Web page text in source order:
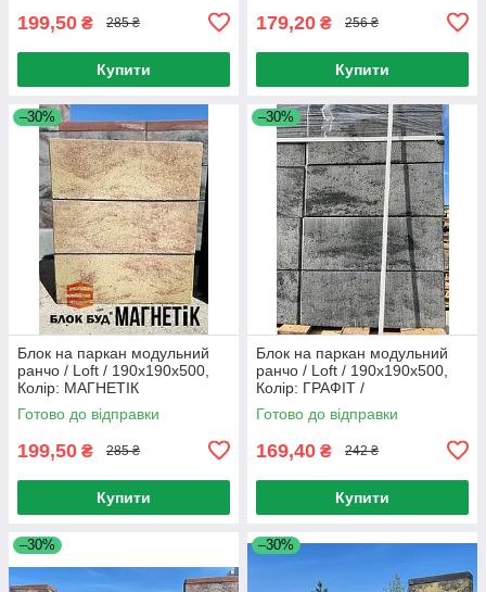
199,50 ₴ 285 ₴
Купити
179,20 ₴ 256 ₴
Купити
–30%
Блок на паркан модульний
ранчо / Loft / 190x190x500,
Колір: МАГНЕТІК
Готово до відправки
199,50 ₴ 285 ₴
Купити
–30%
Блок на паркан модульний
ранчо / Loft / 190x190x500,
Колір: ГРАФІТ /
Готово до відправки
169,40 ₴ 242 ₴
Купити
–30% –30%